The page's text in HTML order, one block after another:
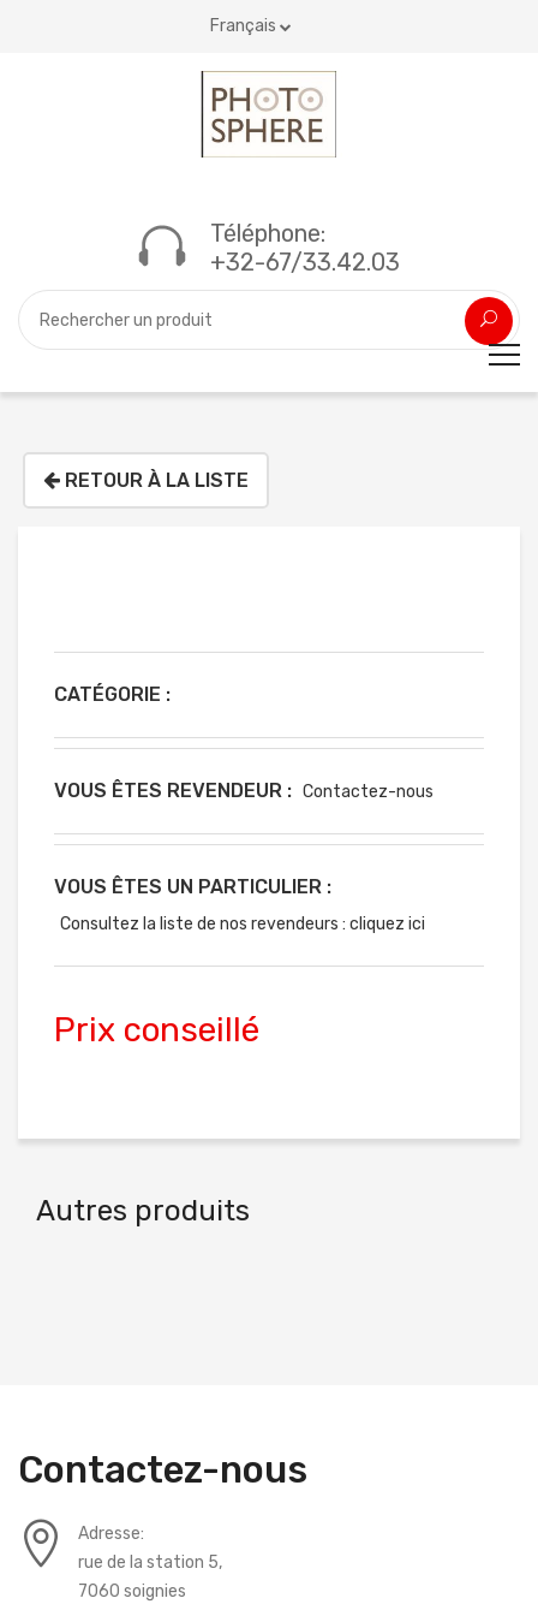
Français
Téléphone:
+32-67/33.42.03
RETOUR À LA LISTE
CATÉGORIE :
VOUS ÊTES REVENDEUR : Contactez-nous
VOUS ÊTES UN PARTICULIER :
Consultez la liste de nos revendeurs : cliquez ici
Prix conseillé
Autres produits
Contactez-nous
Adresse:
rue de la station 5,
7060 soignies